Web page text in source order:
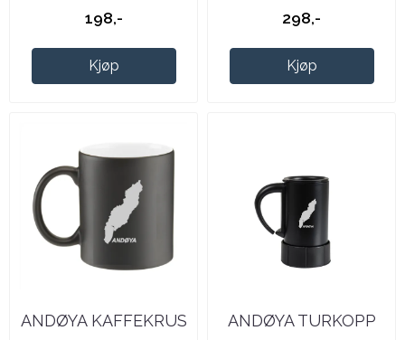
198,-
Kjøp
298,-
Kjøp
ANDØYA KAFFEKRUS ANDØYA TURKOPP